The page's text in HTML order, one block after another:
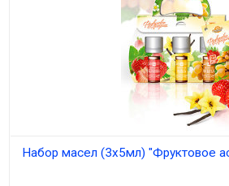
Набор масел (3х5мл) "Фруктовое